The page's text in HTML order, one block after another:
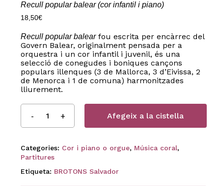
Recull popular balear (cor infantil i piano)
18,50€
Recull popular balearfou escrita per encàrrec del
Govern Balear, originalment pensada per a
orquestra i un cor infantil i juvenil, és una
selecció de conegudes i boniques cançons
populars illenques (3 de Mallorca, 3 d’Eivissa, 2
de Menorca i 1 de comuna) harmonitzades
lliurement.
Afegeix a la cistella
Categories: Cor i piano o orgue, Música coral,
Partitures
Etiqueta: BROTONS Salvador